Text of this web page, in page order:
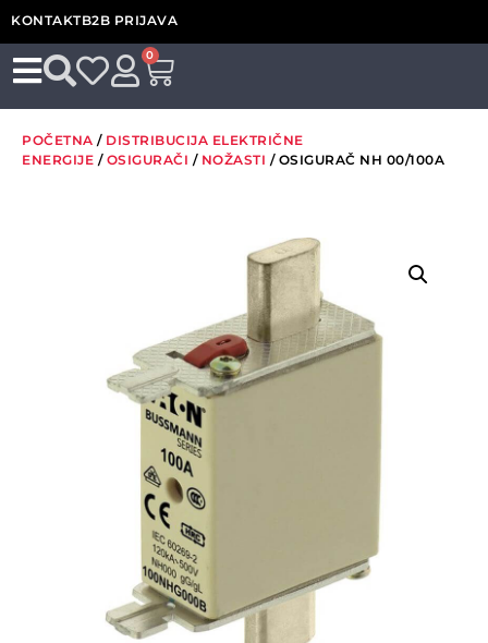
KONTAKTB2B PRIJAVA
0
POČETNA / DISTRIBUCIJA ELEKTRIČNE
ENERGIJE / OSIGURAČI / NOŽASTI / OSIGURAČ NH 00/100A